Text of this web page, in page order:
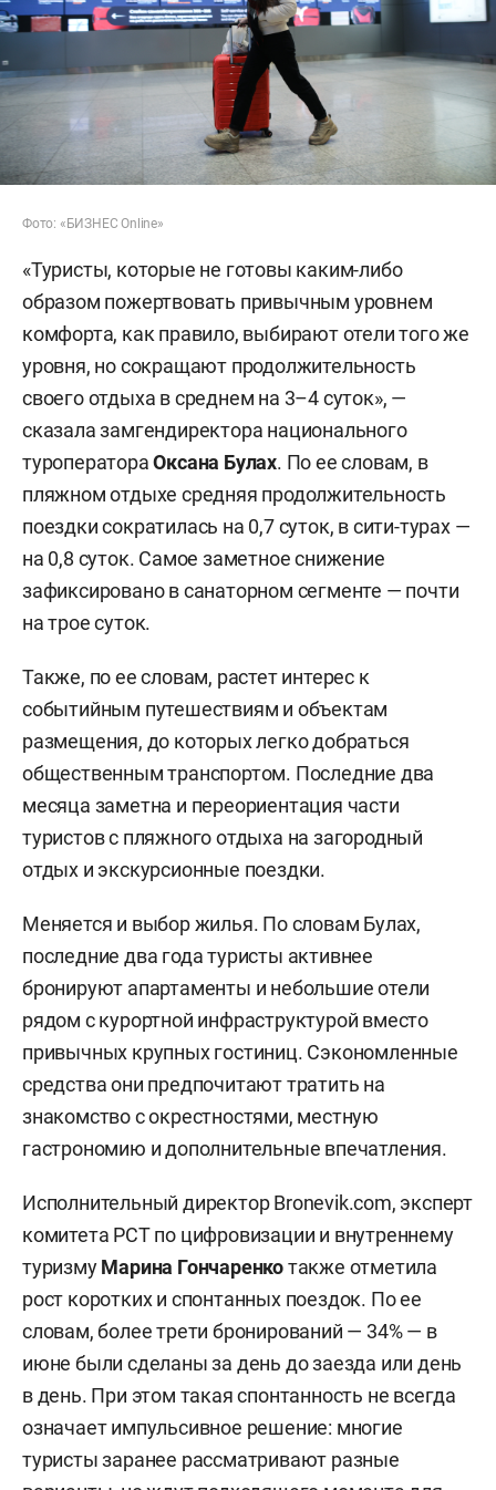
Фото: «БИЗНЕС Online»
«Туристы, которые не готовы каким-либо
образом пожертвовать привычным уровнем
комфорта, как правило, выбирают отели того же
уровня, но сокращают продолжительность
своего отдыха в среднем на 3–4 суток», —
сказала замгендиректора национального
туроператораОксана Булах. По ее словам, в
пляжном отдыхе средняя продолжительность
поездки сократилась на 0,7 суток, в сити-турах —
на 0,8 суток. Самое заметное снижение
зафиксировано в санаторном сегменте — почти
на трое суток.
Также, по ее словам, растет интерес к
событийным путешествиям и объектам
размещения, до которых легко добраться
общественным транспортом. Последние два
месяца заметна и переориентация части
туристов с пляжного отдыха на загородный
отдых и экскурсионные поездки.
Меняется и выбор жилья. По словам Булах,
последние два года туристы активнее
бронируют апартаменты и небольшие отели
рядом с курортной инфраструктурой вместо
привычных крупных гостиниц. Сэкономленные
средства они предпочитают тратить на
знакомство с окрестностями, местную
гастрономию и дополнительные впечатления.
Исполнительный директор Bronevik.com, эксперт
комитета РСТ по цифровизации и внутреннему
туризмуМарина Гончаренкотакже отметила
рост коротких и спонтанных поездок. По ее
словам, более трети бронирований — 34% — в
июне были сделаны за день до заезда или день
в день. При этом такая спонтанность не всегда
означает импульсивное решение: многие
туристы заранее рассматривают разные